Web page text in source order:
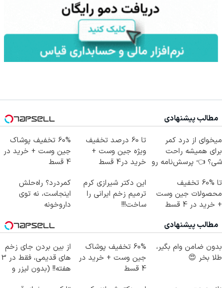
مطالب پیشنهادی
میخوای از درد کمر
برای همیشه راحت
شی؟ 👈 پرسش‌نامه رو
تا 60 درصد تخفیف
ویژه جین وست +
خرید در4 قسط
60% تخفیف پوشاک
جین وست + خرید در
4 قسط
تا %60 تخفیف
محصولات جین وست
+ خرید در 4 قسط
این دکتر شیرازی کرم
ترمیم زخم ایرانی را
ساخت!!!
کمردرد؟ راه‌حلش
اینجاست، نه توی
داروخونه
مطالب پیشنهادی
بدون ضامن وام بگیر،
طلا بخر 😍
60% تخفیف پوشاک
جین وست + خرید در
4 قسط
از بین بردن جای زخم
های قدیمی، فقط در 3
هفته!! (بدون لیزر و